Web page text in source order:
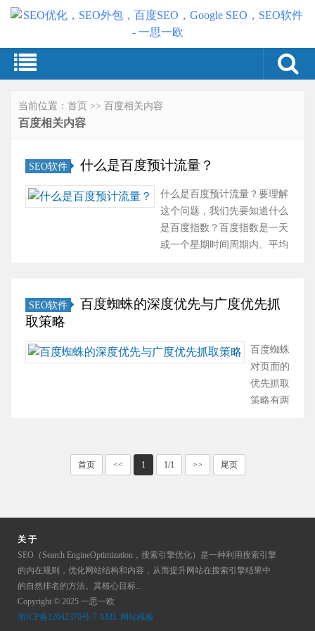
当前位置： 首页 >> 百度相关内容
百度相关内容
SEO软件 什么是百度预计流量？
什么是百度预计流量？要理解
这个问题，我们先要知道什么
是百度指数？百度指数是一天
或一个星期时间周期内。平均
百度上面搜这个关键词的总数
量就是100次。比如说我们
市值是100，那说明今天有100
个···
SEO软件
百度蜘蛛的深度优先与广度优先抓
取策略
百度蜘蛛
对页面的
优先抓取
策略有两
算机的应
解，这里
简单介绍
首页 << 1 1/1 >> 尾页
关 于
SEO（Search EngineOptimization，搜索引擎优化）是一种利用搜索引擎
的内在规则，优化网站结构和内容，从而提升网站在搜索引擎结果中
的自然排名的方法。其核心目标...
Copyright © 2025 一思一欧
浙ICP备12042376号-7 XML 网站模板